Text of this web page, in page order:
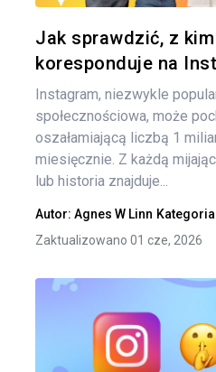
Jak sprawdzić, z
koresponduje na
Instagram, niezwykle
społecznościowa, może
oszałamiającą liczbą 1
miesięcznie. Z każdą
lub historia znajduje...
Autor: Agnes W Linn
Zaktualizowano 01 cze, 2026